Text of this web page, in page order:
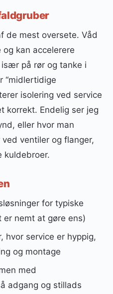
de mest oversete. Våd
kan accelerere
på rør og tanke i
“midlertidige
isolering ved service
korrekt. Endelig ser jeg
eller hvor man
ventiler og flanger,
kuldebroer.
for typiske
nemt at gøre ens)
hvor service er hyppig,
og montage
med
adgang og stillads